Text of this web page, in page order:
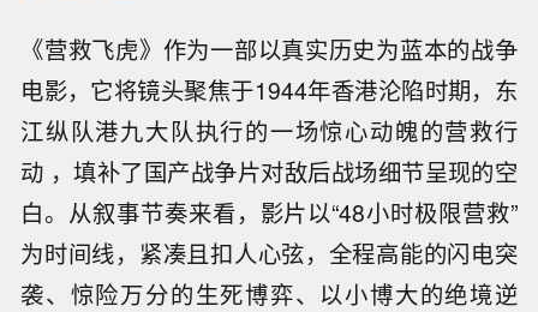
《营救飞虎》作为一部以真实历史为蓝本的战争
电影，它将镜头聚焦于1944年香港沦陷时期，东
江纵队港九大队执行的一场惊心动魄的营救行
动 ，填补了国产战争片对敌后战场细节呈现的空
白。从叙事节奏来看，影片以“48小时极限营救”
为时间线，紧凑且扣人心弦，全程高能的闪电突
袭、惊险万分的生死博弈、以小博大的绝境逆